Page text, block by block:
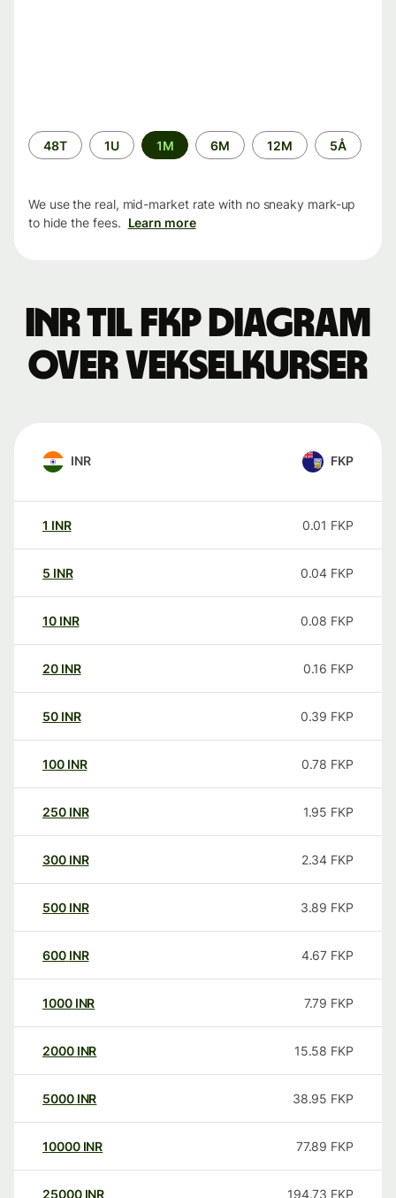
Time
period
48T 1U 1M 6M 12M 5Å
We use the real, mid-market rate with no sneaky mark-up
to hide the fees. Learn more
INR til FKP Diagram
over vekselkurser
INR FKP
1 INR 0.01 FKP
5 INR 0.04 FKP
10 INR 0.08 FKP
20 INR 0.16 FKP
50 INR 0.39 FKP
100 INR 0.78 FKP
250 INR 1.95 FKP
300 INR 2.34 FKP
500 INR 3.89 FKP
600 INR 4.67 FKP
1000 INR 7.79 FKP
2000 INR 15.58 FKP
5000 INR 38.95 FKP
10000 INR 77.89 FKP
25000 INR 194.73 FKP